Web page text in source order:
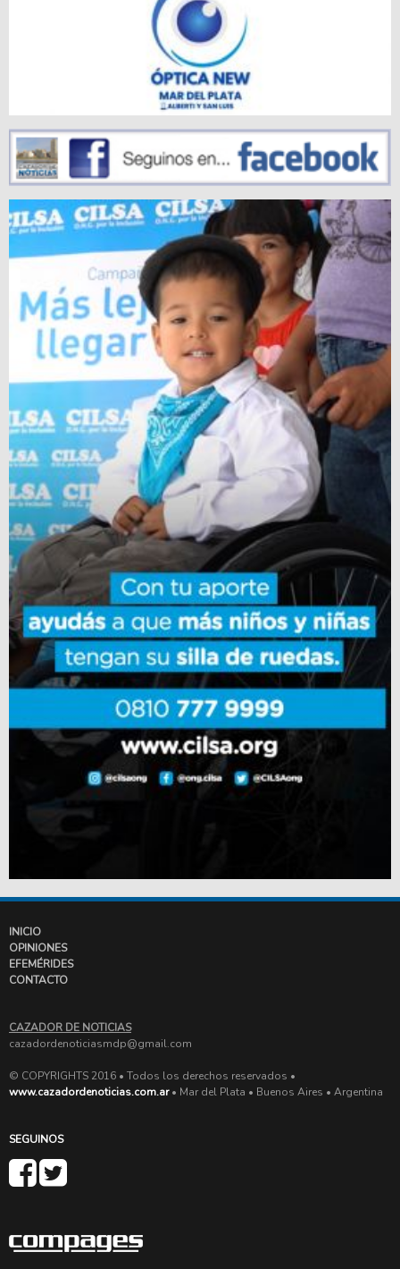
INICIO
OPINIONES
EFEMÉRIDES
CONTACTO
CAZADOR DE NOTICIAS
cazadordenoticiasmdp@gmail.com
© COPYRIGHTS 2016 • Todos los derechos reservados •
www.cazadordenoticias.com.ar• Mar del Plata • Buenos Aires • Argentina
SEGUINOS